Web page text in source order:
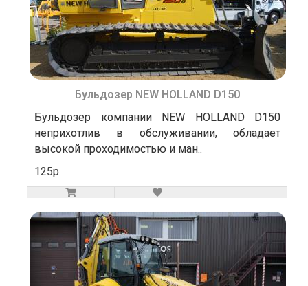
Бульдозер NEW HOLLAND D150
Бульдозер компании NEW HOLLAND D150
неприхотлив в обслуживании, обладает
высокой проходимостью и ман..
125р.